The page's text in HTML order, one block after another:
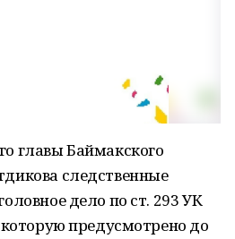
главы Баймакского
следственные
дело по ст. 293 УК
предусмотрено до